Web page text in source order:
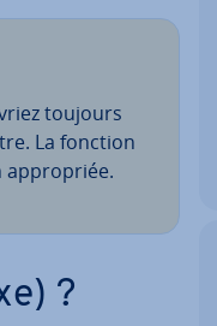
toujours
La fonction
ap­pro­priée.
?